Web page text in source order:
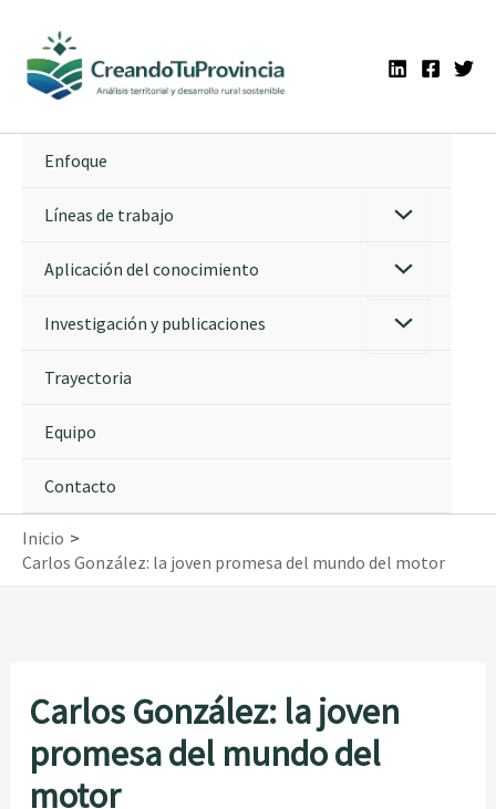
contenido
Enfoque
Líneas de trabajo
Aplicación del conocimiento
Investigación y publicaciones
Trayectoria
Equipo
Contacto
Inicio
Carlos González: la joven promesa del mundo del motor
Carlos González: la joven
promesa del mundo del
motor